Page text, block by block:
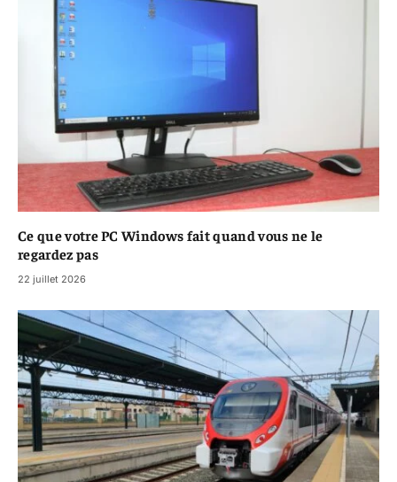
Ce que votre PC Windows fait quand vous ne le
regardez pas
22 juillet 2026